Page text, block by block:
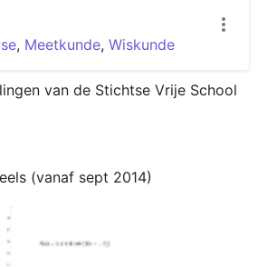
, Meetkunde, Wiskunde
van de Stichtse Vrije School
(vanaf sept 2014)